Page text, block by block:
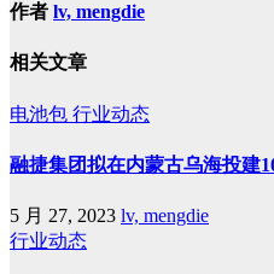
作者 lv, mengdie
相关文章
电池包 行业动态
融捷集团拟在内蒙古乌海投建
5 月 27, 2023 lv, mengdie
行业动态